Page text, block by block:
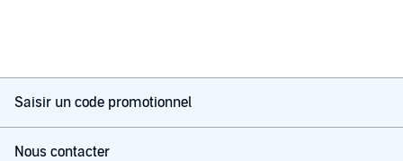
Saisir un code promotionnel
Nous contacter